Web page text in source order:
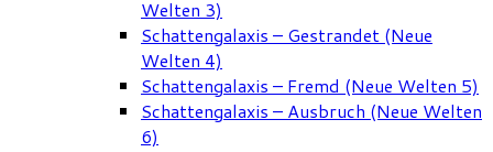
Welten 3)
Schattengalaxis – Gestrandet (Neue
Welten 4)
Schattengalaxis – Fremd (Neue Welten 5)
Schattengalaxis – Ausbruch (Neue Welten
6)